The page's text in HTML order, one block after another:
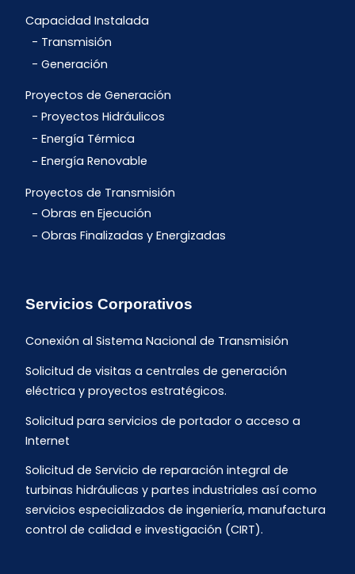
Capacidad Instalada
Transmisión
Generación
Proyectos de Generación
Proyectos Hidráulicos
Energía Térmica
Energía Renovable
Proyectos de Transmisión
Obras en Ejecución
Obras Finalizadas y Energizadas
Servicios Corporativos
Conexión al Sistema Nacional de Transmisión
Solicitud de visitas a centrales de generación
eléctrica y proyectos estratégicos.
Solicitud para servicios de portador o acceso a
Internet
Solicitud de Servicio de reparación integral de
turbinas hidráulicas y partes industriales así como
servicios especializados de ingeniería, manufactura
control de calidad e investigación (CIRT).